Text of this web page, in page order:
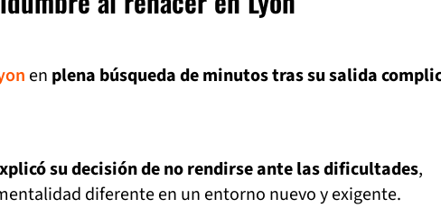
en plena búsqueda de minutos tras su salida
su decisión de no rendirse ante las dificultades,
diferente en un entorno nuevo y exigente.